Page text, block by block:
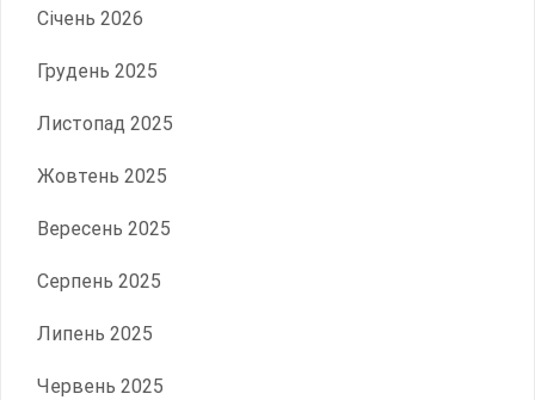
Січень 2026
Грудень 2025
Листопад 2025
Жовтень 2025
Вересень 2025
Серпень 2025
Липень 2025
Червень 2025